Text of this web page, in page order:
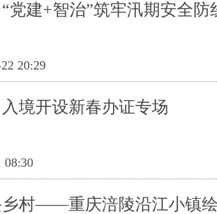
党建+智治”筑牢汛期安全防
20:29
境开设新春办证专场
08:30
乡村——重庆涪陵沿江小镇